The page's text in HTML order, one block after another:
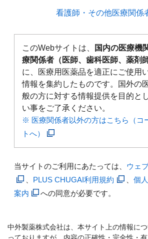
看護師・その他医療関係
このWebサイトは、
国内の医療機
療関係者（医師、歯科医師、薬剤師
に、医療用医薬品を適正にご使用
情報を集約したものです。国外の
般の方に対する情報提供を目的と
い事をご了承ください。
※ 医療関係者以外の方はこちら（コ
トへ）
当サイトのご利用にあたっては、 ウェ
PLUS CHUGAI利用規約
個
案内
への同意が必要です。
中外製薬株式会社は、本サイト上の情報に
っておりますが、内容の正確性・完全性・